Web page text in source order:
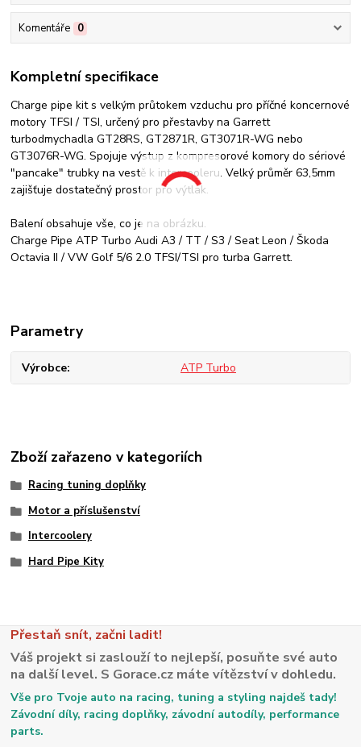
Komentáře 0
Kompletní specifikace
Charge pipe kit s velkým průtokem vzduchu pro příčné koncernové
motory TFSI / TSI, určený pro přestavby na Garrett
turbodmychadla GT28RS, GT2871R, GT3071R-WG nebo
GT3076R-WG. Spojuje výstup z kompresorové komory do sériové
"pancake" trubky na vestě k intercooleru. Velký průměr 63,5mm
zajišťuje dostatečný prostor pro výtlak.
Balení obsahuje vše, co je na obrázku.
Charge Pipe ATP Turbo Audi A3 / TT / S3 / Seat Leon / Škoda
Octavia II / VW Golf 5/6 2.0 TFSI/TSI pro turba Garrett.
Parametry
Výrobce ATP Turbo
Zboží zařazeno v kategoriích
Racing tuning doplňky
Motor a příslušenství
Intercoolery
Hard Pipe Kity
Přestaň snít, začni ladit!
Váš projekt si zaslouží to nejlepší, posuňte své auto
na další level. S Gorace.cz máte vítězství v dohledu.
Vše pro Tvoje auto na racing, tuning a styling najdeš tady!
Závodní díly, racing doplňky, závodní autodíly, performance
parts.